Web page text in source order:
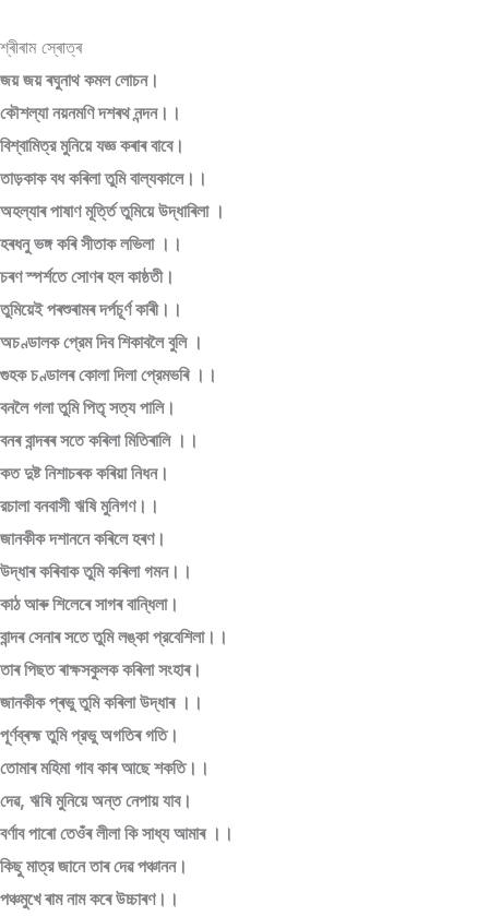
শ্ৰীৰাম স্ৰোত্ৰ
জয় জয় ৰঘুনাথ কমল লোচন।
কৌশল্যা নয়নমণি দশৰথ নন্দন।।
বিশ্বামিত্র মুনিয়ে যজ্ঞ কৰাৰ বাবে।
তাড়কাক বধ কৰিলা তুমি বাল্যকালে।।
অহল্যাৰ পাষাণ মূৰ্ত্তি তুমিয়ে উদ্ধাৰিলা ।
হৰধনু ভঙ্গ কৰি সীতাক লভিলা ।।
চৰণ স্পৰ্শতে সোণৰ হল কাষ্ঠতী।
তুমিয়েই পৰশুৰামৰ দৰ্পচূৰ্ণ কাৰী।।
অচণ্ডালক প্রেম দিব শিকাবলৈ বুলি ।
গুহক চণ্ডালৰ কোলা দিলা প্রেমভৰি ।।
বনলৈ গলা তুমি পিতৃ সত্য পালি।
বনৰ বান্দৰৰ সতে কৰিলা মিতিৰালি ।।
কত দুষ্ট নিশাচৰক কৰিয়া নিধন।
রচালা বনবাসী ঋষি মুনিগণ।।
জানকীক দশাননে কৰিলে হৰণ।
উদ্ধাৰ কৰিবাক তুমি কৰিলা গমন।।
কাঠ আৰু শিলেৰে সাগৰ বান্ধিলা।
বান্দৰ সেনাৰ সতে তুমি লঙ্কা প্রবেশিলা।।
তাৰ পিছত ৰাক্ষসকুলক কৰিলা সংহাৰ।
জানকীক প্ৰভু তুমি কৰিলা উদ্ধাৰ ।।
পূর্ণব্ৰহ্ম তুমি প্রভু অগতিৰ গতি।
তোমাৰ মহিমা গাব কাৰ আছে শকতি।।
দেৱ, ঋষি মুনিয়ে অন্ত নেপায় যাব।
বৰ্ণাব পাৰো তেওঁৰ লীলা কি সাধ্য আমাৰ ।।
কিছু মাত্র জানে তাৰ দেৱ পঞ্চানন।
পঞ্চমুখে ৰাম নাম কৰে উচ্চাৰণ।।